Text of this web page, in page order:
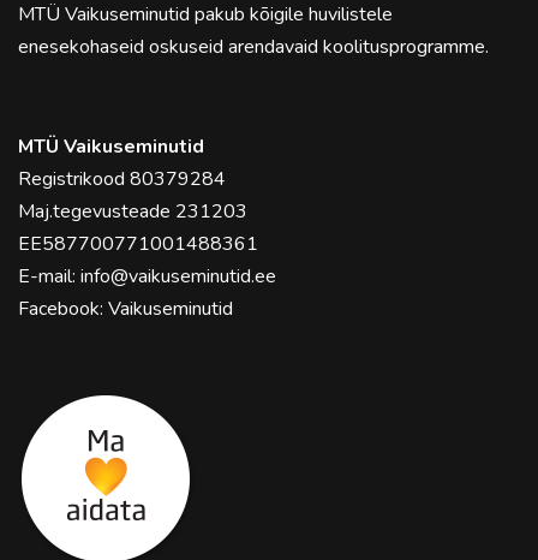
MTÜ Vaikuseminutid pakub kõigile huvilistele
enesekohaseid oskuseid arendavaid koolitusprogramme.
MTÜ Vaikuseminutid
Registrikood 80379284
Maj.tegevusteade 231203
EE587700771001488361
E-mail: info@vaikuseminutid.ee
Facebook: Vaikuseminutid